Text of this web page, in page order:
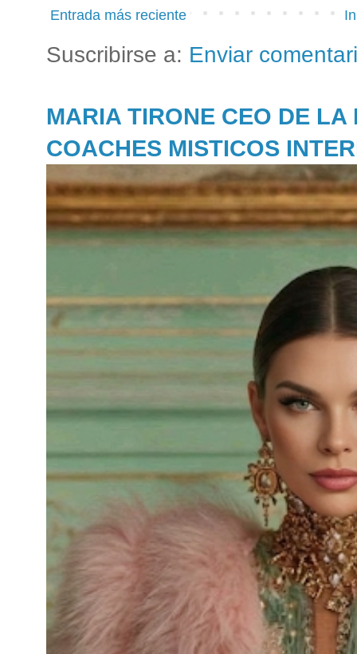
Entrada más reciente
Suscribirse a: Enviar
MARIA TIRONE CEO DE LA
COACHES MISTICOS